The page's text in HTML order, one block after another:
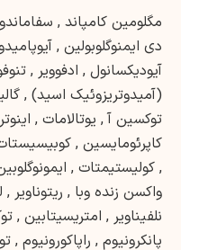
مگلومین کامپاند ,
دی ایمنوگلوبولین ,
آیودیکسانول , ادفوویر ,
(آمیدوتریزوئیک اسید) ,
توکسین آ , یوتالامات ,
کاپرئومایسین ,
, کولیستیمتات ,
واکسن زنده وبا , ریتوناویر ,
نلفیناویر , امتریسیتابین ,
پانکرونیوم , راپاکورونیوم ,